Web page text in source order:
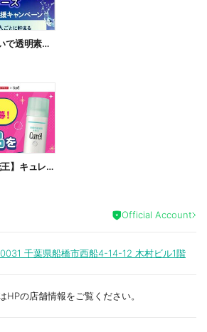
【KOSE】雪肌精 うるおいで透明素肌に導く!かがやき習慣応援キャンペーン
2026.3.1-2026.8.31【花王】キュレル現品プレゼントレシート応募キャンペーン
Official Account
千葉県船橋市西船4-14-12 木村ビル1階
HPの店舗情報をご覧ください。